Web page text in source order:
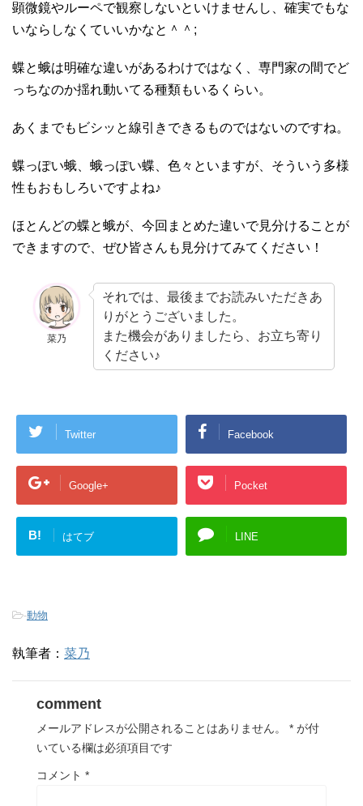
顕微鏡やルーペで観察しないといけませんし、確実でもな
いならしなくていいかなと＾＾;
蝶と蛾は明確な違いがあるわけではなく、専門家の間でど
っちなのか揺れ動いてる種類もいるくらい。
あくまでもビシッと線引きできるものではないのですね。
蝶っぽい蛾、蛾っぽい蝶、色々といますが、そういう多様
性もおもしろいですよね♪
ほとんどの蝶と蛾が、今回まとめた違いで見分けることが
できますので、ぜひ皆さんも見分けてみてください！
菜乃
それでは、最後までお読みいただきあ
りがとうございました。
また機会がありましたら、お立ち寄り
ください♪
Twitter Facebook
Google+ Pocket
B! はてブ LINE
-動物
執筆者： 菜乃
comment
メールアドレスが公開されることはありません。 * が付
いている欄は必須項目です
コメント *